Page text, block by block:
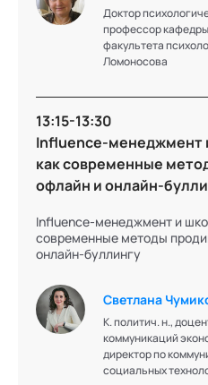
К. политич. н., доцент
коммуникаций
директор по
технологий
Подробнее
Евгений
возможностей»
Подробнее
Доктор
профессор
факультета
Ломоносова
13:15-13:30
Influence-менеджмент
как современные
офлайн и онлайн-
Influence-менеджмент и
современные методы
онлайн-буллингу
Светлана
К. политич. н.,
коммуникаций
директор по
социальных